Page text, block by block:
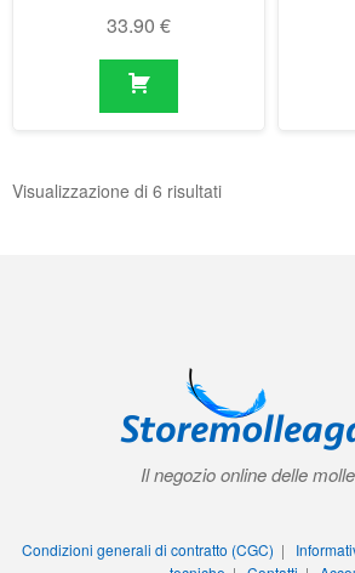
33.90 €
Visualizzazione di 6 risultati
Il negozio online delle
Condizioni generali di contratto (CGC) |